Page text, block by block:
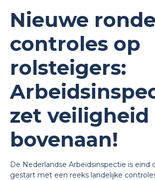
Nieuwe ronde
controles op
rolsteigers:
zet veiligheid
bovenaan!
De Nederlandse Arbeidsinspectie is eind
gestart met een reeks landelijke